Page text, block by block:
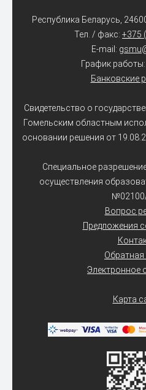
Республика Беларусь,
Тел. / факс: +375
E-mail:
График
Банковские
Свидетельство о
Гомельским областным
основании решения от
Специальное
осуществления
Вопрос
Предложения
Обратная
Электронное
Карта